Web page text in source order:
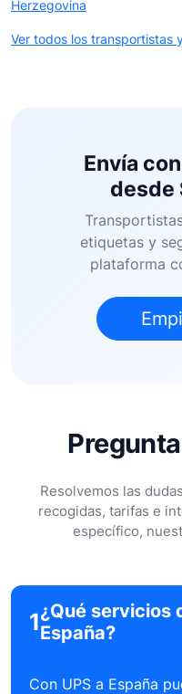
Herzegovina
Ver todos los transportistas
Envía
desde
etiquetas y
plataforma
Resolvemos las
recogidas, tarifas e
específico,
1¿Qué servicios
España?
Con UPS a España